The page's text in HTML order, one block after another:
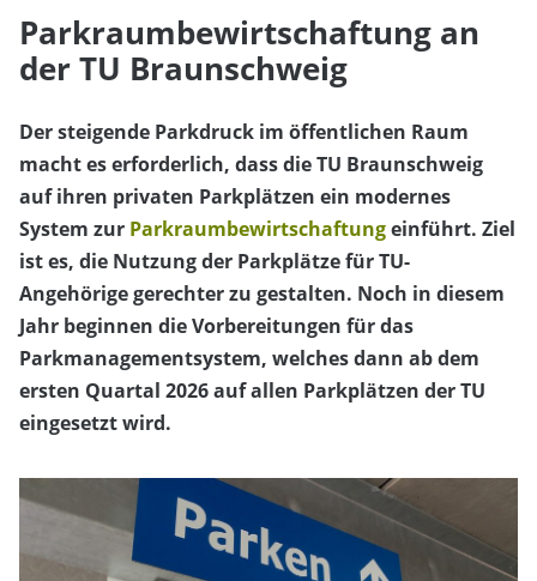
Parkraumbewirtschaftung an
der TU Braunschweig
Der steigende Parkdruck im öffentlichen Raum
macht es erforderlich, dass die TU Braunschweig
auf ihren privaten Parkplätzen ein modernes
System zur Parkraumbewirtschaftungeinführt. Ziel
ist es, die Nutzung der Parkplätze für TU-
Angehörige gerechter zu gestalten. Noch in diesem
Jahr beginnen die Vorbereitungen für das
Parkmanagementsystem, welches dann ab dem
ersten Quartal 2026 auf allen Parkplätzen der TU
eingesetzt wird.